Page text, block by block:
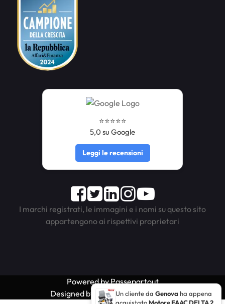
Un cliente da Genova ha appena
⭐️⭐️⭐️⭐️⭐️
5,0 su Google
Leggi le recensioni
Facebook
TwitterLinkedInInstagram
Youtube
I marchi registrati, le immagini e i nomi su questo sito
appartengono ai rispettivi proprietari
Powered byPassepartout
Designed by ELCO INGROSS S.R.L.